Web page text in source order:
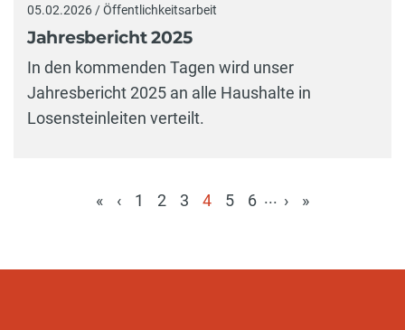
05.02.2026 / Öffentlichkeitsarbeit
Jahresbericht 2025
In den kommenden Tagen wird unser
Jahresbericht 2025 an alle Haushalte in
Losensteinleiten verteilt.
« ‹ 1 2 3
4
5 6 ... › »